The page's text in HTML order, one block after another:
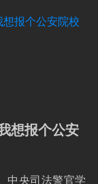
报个公安院校
想报个公安
中央司法警官学